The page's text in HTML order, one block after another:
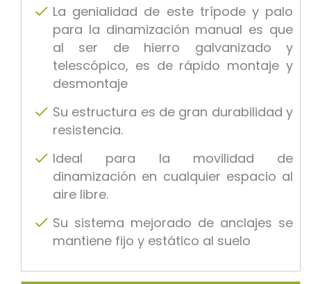
La genialidad de este trípode y palo
para la dinamización manual es que
al ser de hierro galvanizado y
telescópico, es de rápido montaje y
desmontaje
Su estructura es de gran durabilidad y
resistencia.
Ideal para la movilidad de
dinamización en cualquier espacio al
aire libre.
Su sistema mejorado de anclajes se
mantiene fijo y estático al suelo